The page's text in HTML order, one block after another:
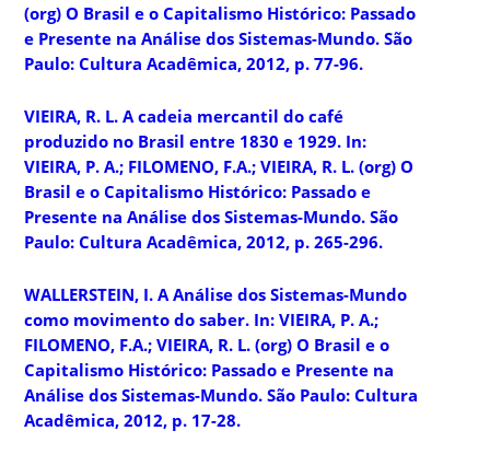
(org) O Brasil e o Capitalismo Histórico: Passado
e Presente na Análise dos Sistemas-Mundo. São
Paulo: Cultura Acadêmica, 2012, p. 77-96.
VIEIRA, R. L. A cadeia mercantil do café
produzido no Brasil entre 1830 e 1929. In:
VIEIRA, P. A.; FILOMENO, F.A.; VIEIRA, R. L. (org) O
Brasil e o Capitalismo Histórico: Passado e
Presente na Análise dos Sistemas-Mundo. São
Paulo: Cultura Acadêmica, 2012, p. 265-296.
WALLERSTEIN, I. A Análise dos Sistemas-Mundo
como movimento do saber. In: VIEIRA, P. A.;
FILOMENO, F.A.; VIEIRA, R. L. (org) O Brasil e o
Capitalismo Histórico: Passado e Presente na
Análise dos Sistemas-Mundo. São Paulo: Cultura
Acadêmica, 2012, p. 17-28.